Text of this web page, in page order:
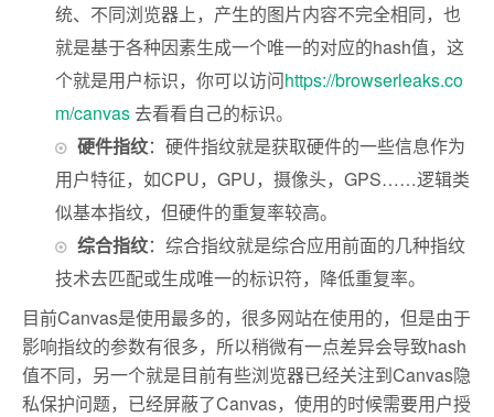
统、不同浏览器上，产生的图片内容不完全相同，也
就是基于各种因素生成一个唯一的对应的hash值，这
个就是用户标识，你可以访问https://browserleaks.co
m/canvas去看看自己的标识。
硬件指纹：硬件指纹就是获取硬件的一些信息作为
用户特征，如CPU，GPU，摄像头，GPS……逻辑类
似基本指纹，但硬件的重复率较高。
综合指纹：综合指纹就是综合应用前面的几种指纹
技术去匹配或生成唯一的标识符，降低重复率。
目前Canvas是使用最多的，很多网站在使用的，但是由于
影响指纹的参数有很多，所以稍微有一点差异会导致hash
值不同，另一个就是目前有些浏览器已经关注到Canvas隐
私保护问题，已经屏蔽了Canvas，使用的时候需要用户授